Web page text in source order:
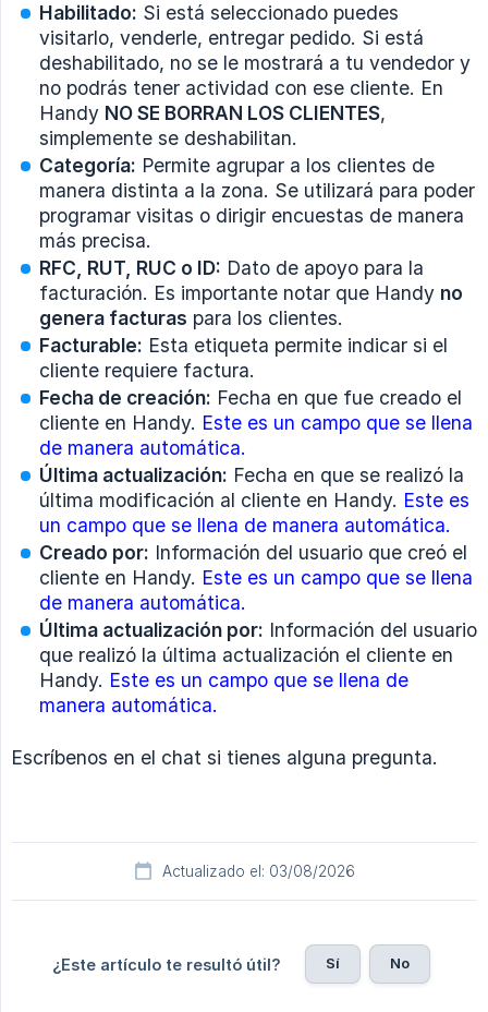
Habilitado: Si está seleccionado puedes
visitarlo, venderle, entregar pedido. Si está
deshabilitado, no se le mostrará a tu vendedor y
no podrás tener actividad con ese cliente. En
Handy NO SE BORRAN LOS CLIENTES,
simplemente se deshabilitan.
Categoría: Permite agrupar a los clientes de
manera distinta a la zona. Se utilizará para poder
programar visitas o dirigir encuestas de manera
más precisa.
RFC, RUT, RUC o ID: Dato de apoyo para la
facturación. Es importante notar que Handy no
genera facturas para los clientes.
Facturable: Esta etiqueta permite indicar si el
cliente requiere factura.
Fecha de creación: Fecha en que fue creado el
cliente en Handy. Este es un campo que se llena
de manera automática.
Última actualización: Fecha en que se realizó la
última modificación al cliente en Handy. Este es
un campo que se llena de manera automática.
Creado por: Información del usuario que creó el
cliente en Handy. Este es un campo que se llena
de manera automática.
Última actualización por: Información del usuario
que realizó la última actualización el cliente en
Handy. Este es un campo que se llena de
manera automática.
Escríbenos en el chat si tienes alguna pregunta.
Actualizado el: 03/08/2026
¿Este artículo te resultó útil? Sí No